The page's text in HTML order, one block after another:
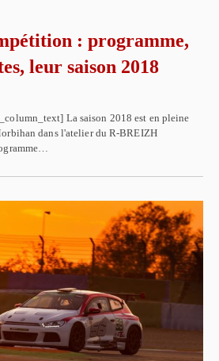
: programme,
leur saison 2018
La saison 2018 est en pleine
dans l'atelier du R-BREIZH